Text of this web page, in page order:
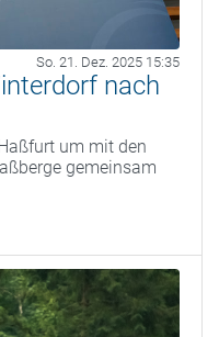
So. 21. Dez. 2025 15:35
nach
um mit den
gemeinsam